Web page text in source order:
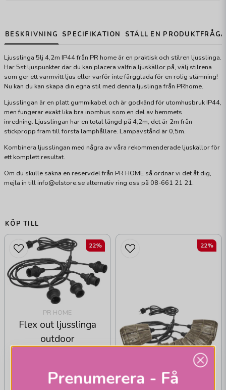
BESKRIVNING SPECIFIKATION STÄLL EN
Ljusslinga 5lj 4,2m IP44 från PR home är en praktisk och stilren ljusslinga.
Har 5st ljuspunkter där du kan placera valfria ljuskällor på, välj stilrena
som ger ett varmvitt ljus eller varför inte färgglada för en rolig stämning!
Nu kan du kan skapa din egna stil med denna ljuslinga från PRhome.
Ljusslingan är en platt gummikabel och är godkänd för utomhusbruk IP44,
men fungerar exakt lika bra inomhus som en del av hemmets
inredning. Ljusslingan har en total längd på 4,2m, det är 2m från
stickpropp fram till första lamphållare. Lampavstånd är 0,5m.
Kombinera ljusslingan med några av våra rekommenderade ljuskällor för
ett komplett resultat.
Om du skulle sakna en reservdel från PR HOME så ordnar vi det åt dig,
mejla in till info@elstore.se alternativ ring oss på 08-661 21 21.
KÖP TILL
PR HOME
Flex out ljusslinga
outdoor
22% 22%
Prenumerera - Få